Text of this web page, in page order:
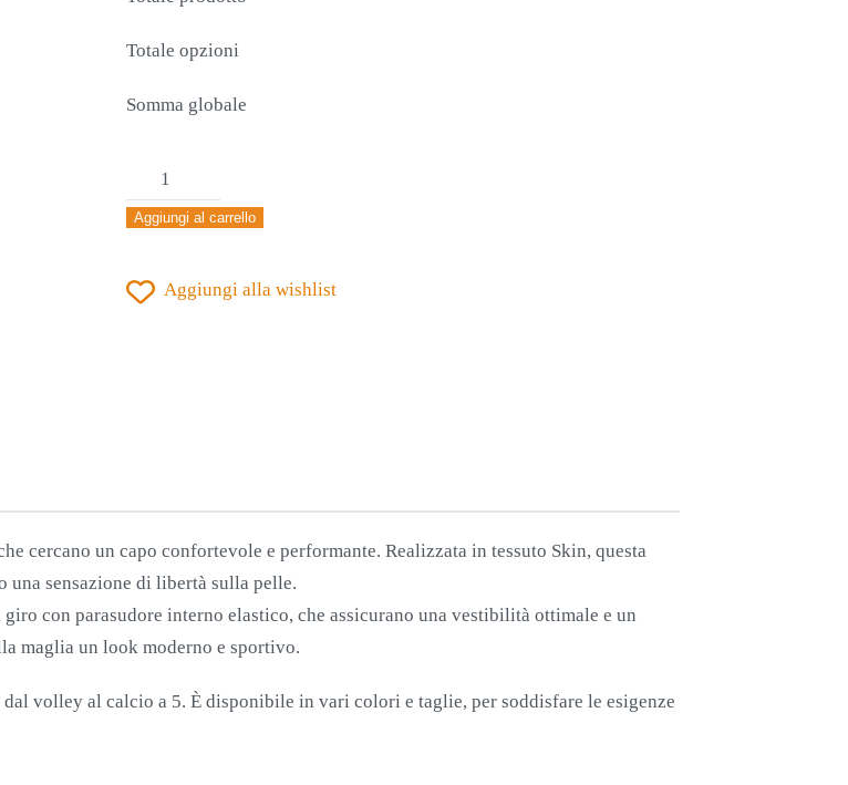
Totale opzioni
Somma globale
MAGLIA
ERREA'
CORTA
Aggiungi al carrello
Aggiungi alla wishlist
cercano un capo confortevole e performante. Realizzata in tessuto Skin, questa
una sensazione di libertà sulla pelle.
con parasudore interno elastico, che assicurano una vestibilità ottimale e un
maglia un look moderno e sportivo.
volley al calcio a 5. È disponibile in vari colori e taglie, per soddisfare le esigenze